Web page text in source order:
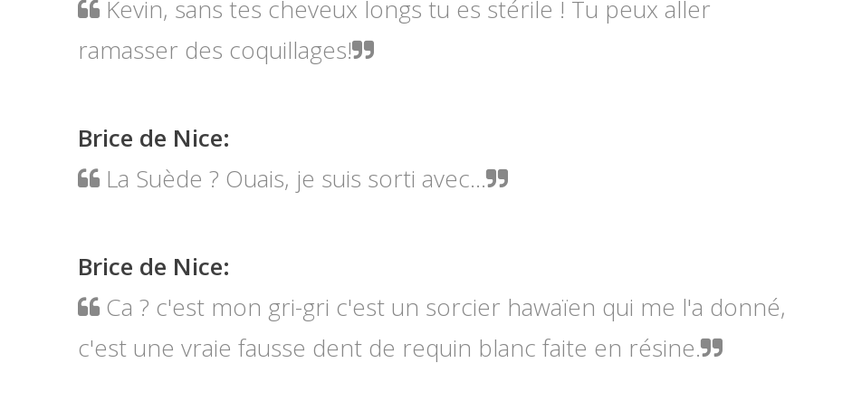
Kevin, sans tes cheveux longs tu es stérile ! Tu peux aller
ramasser des coquillages!
Brice de Nice:
La Suède ? Ouais, je suis sorti avec...
Brice de Nice:
Ca ? c'est mon gri-gri c'est un sorcier hawaïen qui me l'a donné,
c'est une vraie fausse dent de requin blanc faite en résine.